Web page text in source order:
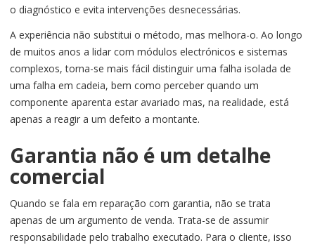
o diagnóstico e evita intervenções desnecessárias.
A experiência não substitui o método, mas melhora-o. Ao longo
de muitos anos a lidar com módulos electrónicos e sistemas
complexos, torna-se mais fácil distinguir uma falha isolada de
uma falha em cadeia, bem como perceber quando um
componente aparenta estar avariado mas, na realidade, está
apenas a reagir a um defeito a montante.
Garantia não é um detalhe
comercial
Quando se fala em reparação com garantia, não se trata
apenas de um argumento de venda. Trata-se de assumir
responsabilidade pelo trabalho executado. Para o cliente, isso